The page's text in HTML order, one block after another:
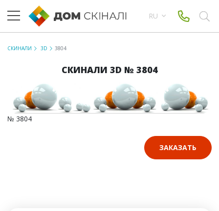
RU
СКИНАЛИ 3D 3804
СКИНАЛИ 3D № 3804
№ 3804
ЗАКАЗАТЬ